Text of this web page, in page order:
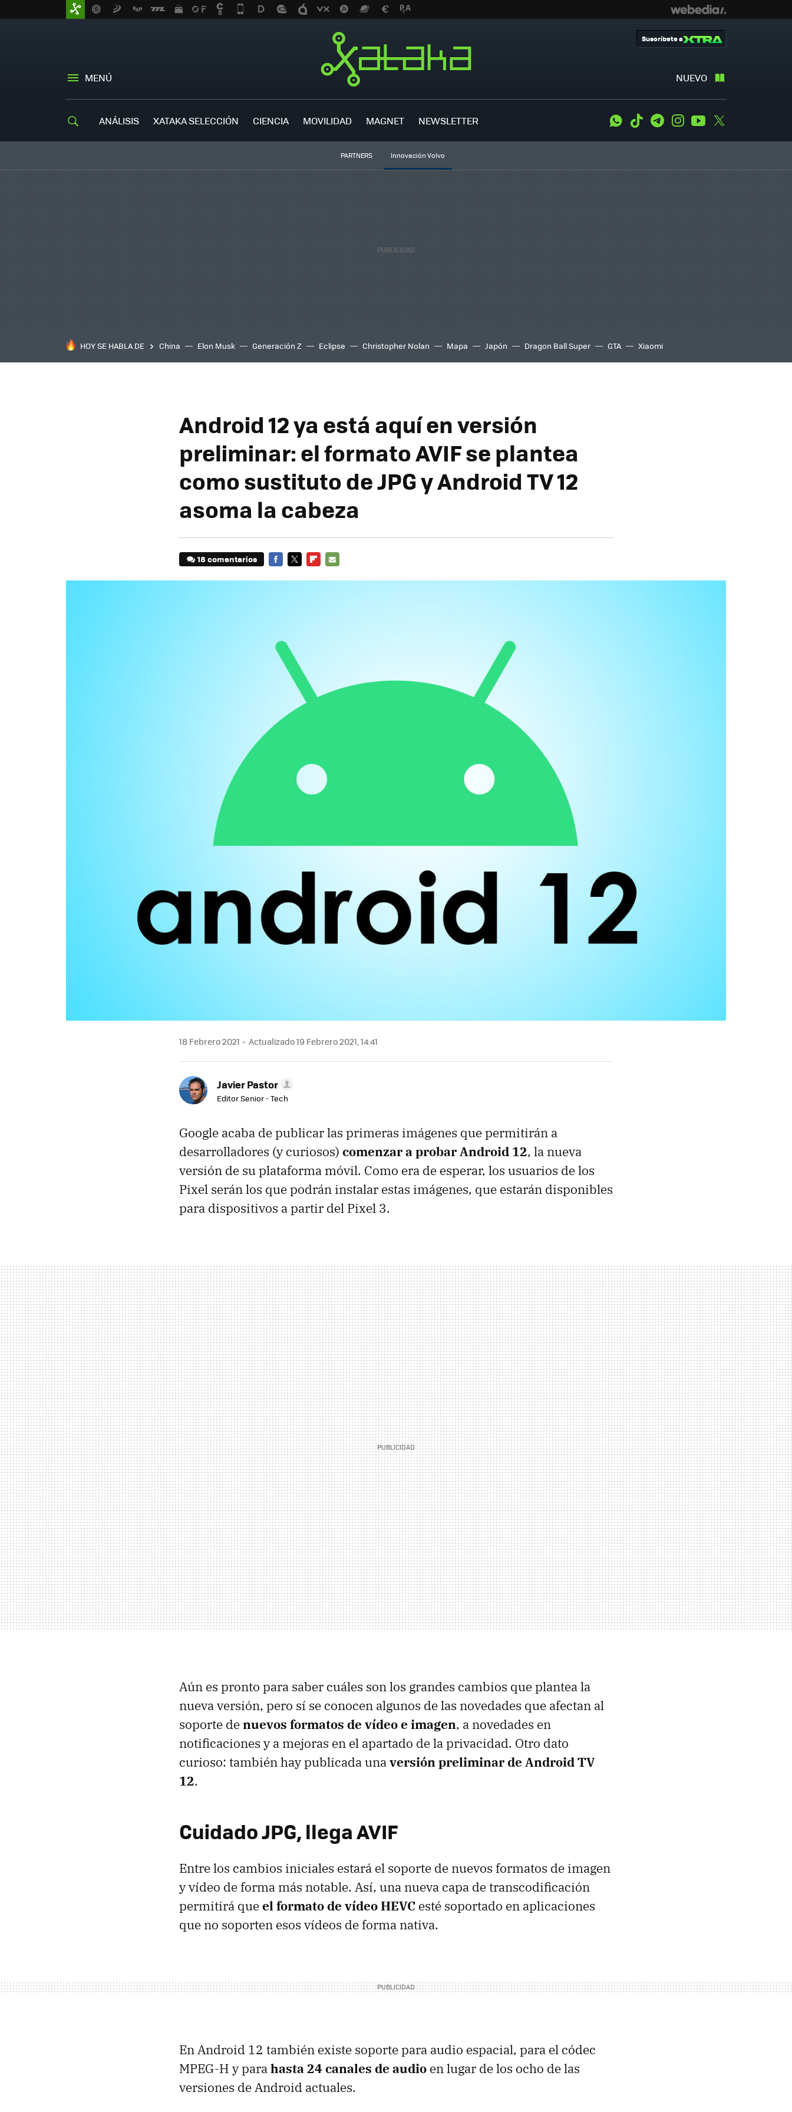
MENÚ NUEVO
Suscríbete a
ANÁLISIS XATAKA SELECCIÓN CIENCIA MOVILIDAD MAGNET NEWSLETTER WhatsApp
Tiktok TelegramInstagramYoutube
PARTNERS Innovación Volvo
HOY SE HABLA DE China Elon Musk Generación Z Eclipse Christopher Nolan Mapa Japón Dragon Ball Super GTA Xiaomi
Android 12 ya está aquí en versión
preliminar: el formato AVIF se plantea
como sustituto de JPG y Android TV 12
asoma la cabeza
18 comentarios
18 Febrero 2021 Actualizado 19 Febrero 2021, 14:41
Javier Pastor
Editor Senior - Tech
Google acaba de publicar las primeras imágenes que permitirán a
desarrolladores (y curiosos) comenzar a probar Android 12, la nueva
versión de su plataforma móvil. Como era de esperar, los usuarios de los
Pixel serán los que podrán instalar estas imágenes, que estarán disponibles
para dispositivos a partir del Pixel 3.
Aún es pronto para saber cuáles son los grandes cambios que plantea la
nueva versión, pero sí se conocen algunos de las novedades que afectan al
soporte denuevos formatos de vídeo e imagen, a novedades en
notificaciones y a mejoras en el apartado de la privacidad. Otro dato
curioso: también hay publicada unaversión preliminar de Android TV
12.
Cuidado JPG, llega AVIF
Entre los cambios iniciales estará el soporte de nuevos formatos de imagen
y vídeo de forma más notable. Así, una nueva capa de transcodificación
permitirá queel formato de vídeo HEVC esté soportado en aplicaciones
que no soporten esos vídeos de forma nativa.
En Android 12 también existe soporte para audio espacial, para el códec
MPEG-H y parahasta 24 canales de audio en lugar de los ocho de las
versiones de Android actuales.